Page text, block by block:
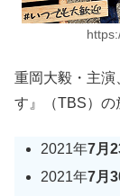
重岡大毅・主演
す』（TBS）
2021年7月
2021年7月